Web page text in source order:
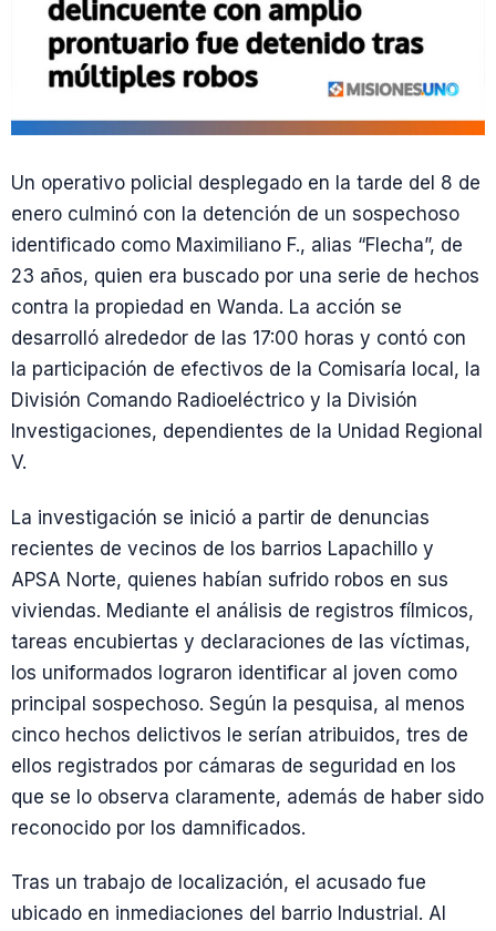
Un operativo policial desplegado en la tarde del 8 de
enero culminó con la detención de un sospechoso
identificado como Maximiliano F., alias “Flecha”, de
23 años, quien era buscado por una serie de hechos
contra la propiedad en Wanda. La acción se
desarrolló alrededor de las 17:00 horas y contó con
la participación de efectivos de la Comisaría local, la
División Comando Radioeléctrico y la División
Investigaciones, dependientes de la Unidad Regional
V.
La investigación se inició a partir de denuncias
recientes de vecinos de los barrios Lapachillo y
APSA Norte, quienes habían sufrido robos en sus
viviendas. Mediante el análisis de registros fílmicos,
tareas encubiertas y declaraciones de las víctimas,
los uniformados lograron identificar al joven como
principal sospechoso. Según la pesquisa, al menos
cinco hechos delictivos le serían atribuidos, tres de
ellos registrados por cámaras de seguridad en los
que se lo observa claramente, además de haber sido
reconocido por los damnificados.
Tras un trabajo de localización, el acusado fue
ubicado en inmediaciones del barrio Industrial. Al